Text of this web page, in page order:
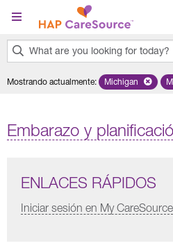
Pasar al contenido principal
What are you looking for today?
results
Mostrando actualmente: Remove
Michigan
Embarazo y
ENLACES RÁPIDOS
Iniciar sesión en My CareSource